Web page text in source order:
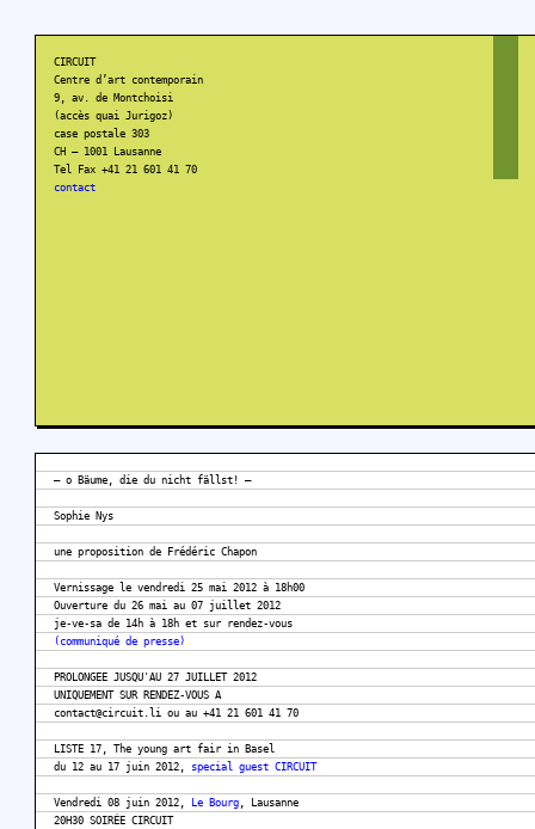
CIRCUIT
Centre d’art contemporain
9, av. de Montchoisi
(accès quai Jurigoz)
case postale 303
CH – 1001 Lausanne
Tel Fax +41 21 601 41 70
contact
— o Bäume, die du nicht fällst! —
Sophie Nys
une proposition de Frédéric Chapon
Vernissage le vendredi 25 mai 2012 à 18h00
Ouverture du 26 mai au 07 juillet 2012
je-ve-sa de 14h à 18h et sur rendez-vous
(communiqué de presse)
PROLONGEE JUSQU'AU 27 JUILLET 2012
UNIQUEMENT SUR RENDEZ-VOUS A
contact@circuit.li ou au +41 21 601 41 70
LISTE 17, The young art fair in Basel
du 12 au 17 juin 2012, special guest CIRCUIT
Vendredi 08 juin 2012, Le Bourg , Lausanne
20H30 SOIRÉE CIRCUIT